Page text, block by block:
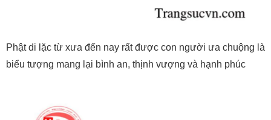
Phật di lặc từ xưa đến nay rất được con người ưa chuộng là
biểu tượng mang lại bình an, thịnh vượng và hạnh phúc